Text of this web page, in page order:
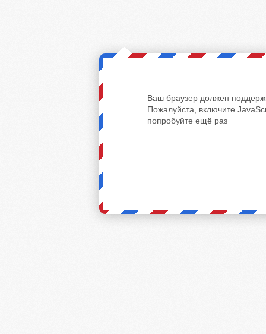
Ваш браузер должен
Пожалуйста, включите
попробуйте ещё раз